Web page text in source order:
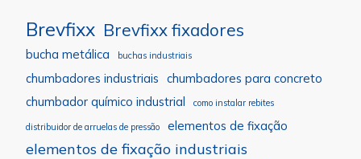
Brevfixx Brevfixx fixadores
bucha metálica buchas industriais
chumbadores industriais chumbadores para concreto
chumbador químico industrial
como instalar rebites
distribuidor de arruelas de pressão elementos de fixação
elementos de fixação industriais